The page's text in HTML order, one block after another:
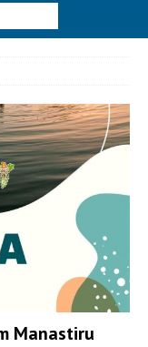
Manastiru